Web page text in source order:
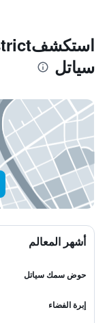
سياتل
أشهر المعالم
حوض سمك سياتل
إبرة الفضاء